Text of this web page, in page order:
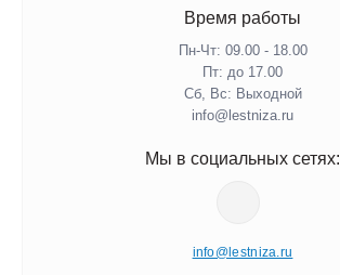
Время работы
Пн-Чт: 09.00 - 18.00
Пт: до 17.00
Сб, Вс: Выходной
info@lestniza.ru
Мы в социальных сетях:
info@lestniza.ru